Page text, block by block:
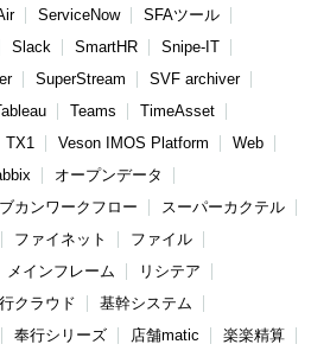
ServiceNow
SFAツール
Slack SmartHR
Snipe-IT
SuperStream
SVF archiver
Teams
TimeAsset
TX1 Veson IMOS Platform
Web
オープンデータ
カンワークフロー
スーパーカクテル
ファイネット
ファイル
メインフレーム
リシテア
クラウド
基幹システム
奉行シリーズ 店舗matic
楽楽精算